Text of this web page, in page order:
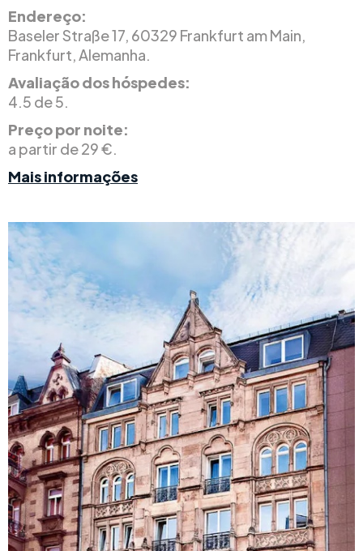
Endereço:
Baseler Straße 17, 60329 Frankfurt am Main,
Frankfurt, Alemanha.
Avaliação dos hóspedes:
4.5 de 5.
Preço por noite:
a partir de 29 €.
Mais informações